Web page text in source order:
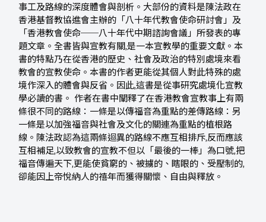
事工及路線的深度體會與剖析。大部份的資料是陳法政在
香港基督教協進會主辦的「八十年代教會使命研討會」及
「香港教會使命──八十年代中期諮詢會議」所發表的專
題文章。全書皆與宣教有關,是一本宣教學的重要文獻。本
書的特點乃在從香港的歷史、社會及政治的特別處境來看
教會的宣教使命。本書的作者更能從其個人對此特殊的處
境作深入的體會與反省。因此,這書是從事研究處境化宣教
學必讀的書。 作者在書中闡釋了在香港教會宣教事上有兩
條很不同的路線：一條是以傳福音為重點的差傳路線：另
一條是以加強福音與社會及文化的關連為重點的植根路
線。陳法政認為這兩條迴異的路線不應互相排斥,反而應該
互相補足,以致教會的宣教不但以「最後的一棒」為口號,把
福音傳遍天下,更能使貧窮的、被擄的、瞎眼的、受壓制的,
卻能因上帝悅納人的禧年而獲得關懷、自由與釋放。